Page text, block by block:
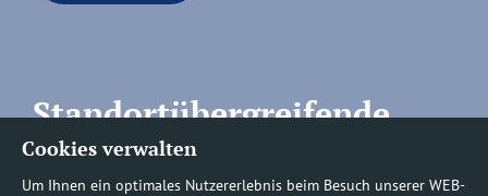
Cookies verwalten
Um Ihnen ein optimales Nutzererlebnis beim Besuch unserer WEB-
Standortübergreifende
Rufnummern